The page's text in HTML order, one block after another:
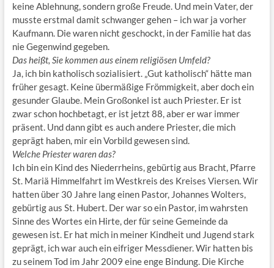
keine Ablehnung, sondern große Freude. Und mein Vater, der
musste erstmal damit schwanger gehen – ich war ja vorher
Kaufmann. Die waren nicht geschockt, in der Familie hat das
nie Gegenwind gegeben.
Das heißt, Sie kommen aus einem religiösen Umfeld?
Ja, ich bin katholisch sozialisiert. „Gut katholisch“ hätte man
früher gesagt. Keine übermäßige Frömmigkeit, aber doch ein
gesunder Glaube. Mein Großonkel ist auch Priester. Er ist
zwar schon hochbetagt, er ist jetzt 88, aber er war immer
präsent. Und dann gibt es auch andere Priester, die mich
geprägt haben, mir ein Vorbild gewesen sind.
Welche Priester waren das?
Ich bin ein Kind des Niederrheins, gebürtig aus Bracht, Pfarre
St. Mariä Himmelfahrt im Westkreis des Kreises Viersen. Wir
hatten über 30 Jahre lang einen Pastor, Johannes Wolters,
gebürtig aus St. Hubert. Der war so ein Pastor, im wahrsten
Sinne des Wortes ein Hirte, der für seine Gemeinde da
gewesen ist. Er hat mich in meiner Kindheit und Jugend stark
geprägt, ich war auch ein eifriger Messdiener. Wir hatten bis
zu seinem Tod im Jahr 2009 eine enge Bindung. Die Kirche